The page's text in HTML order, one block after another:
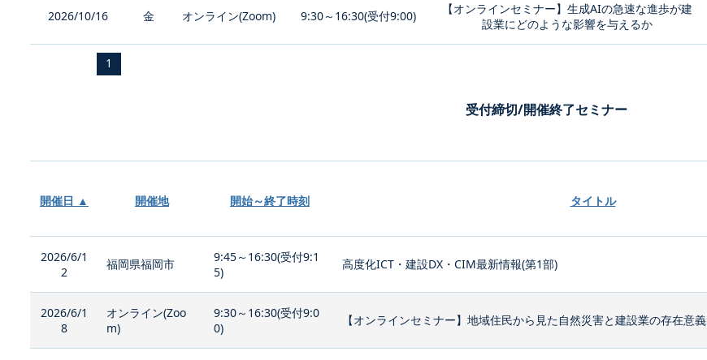
2026/10/16 金 オンライン(Zoom) 9:30～16:30(受付9:00)
【オンラインセミナー】生成AIの急速な進歩が建
設業にどのような影響を与えるか
1
受付締切/開催終了セミナー
開催日 ▲ 開催地 開始～終了時刻 タイトル
2026/6/1
2
福岡県福岡市
9:45～16:30(受付9:1
5)
高度化ICT・建設DX・CIM最新情報(第1部)
2026/6/1
8
オンライン(Zoo
m)
9:30～16:30(受付9:0
0)
【オンラインセミナー】地域住民から見た自然災害と建設業の存在意義